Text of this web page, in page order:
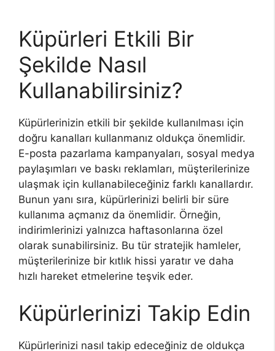
Küpürleri Etkili Bir
Şekilde Nasıl
Kullanabilirsiniz?
Küpürlerinizin etkili bir şekilde kullanılması için
doğru kanalları kullanmanız oldukça önemlidir.
E-posta pazarlama kampanyaları, sosyal medya
paylaşımları ve baskı reklamları, müşterilerinize
ulaşmak için kullanabileceğiniz farklı kanallardır.
Bunun yanı sıra, küpürlerinizi belirli bir süre
kullanıma açmanız da önemlidir. Örneğin,
indirimlerinizi yalnızca haftasonlarına özel
olarak sunabilirsiniz. Bu tür stratejik hamleler,
müşterilerinize bir kıtlık hissi yaratır ve daha
hızlı hareket etmelerine teşvik eder.
Küpürlerinizi Takip Edin
Küpürlerinizi nasıl takip edeceğiniz de oldukça